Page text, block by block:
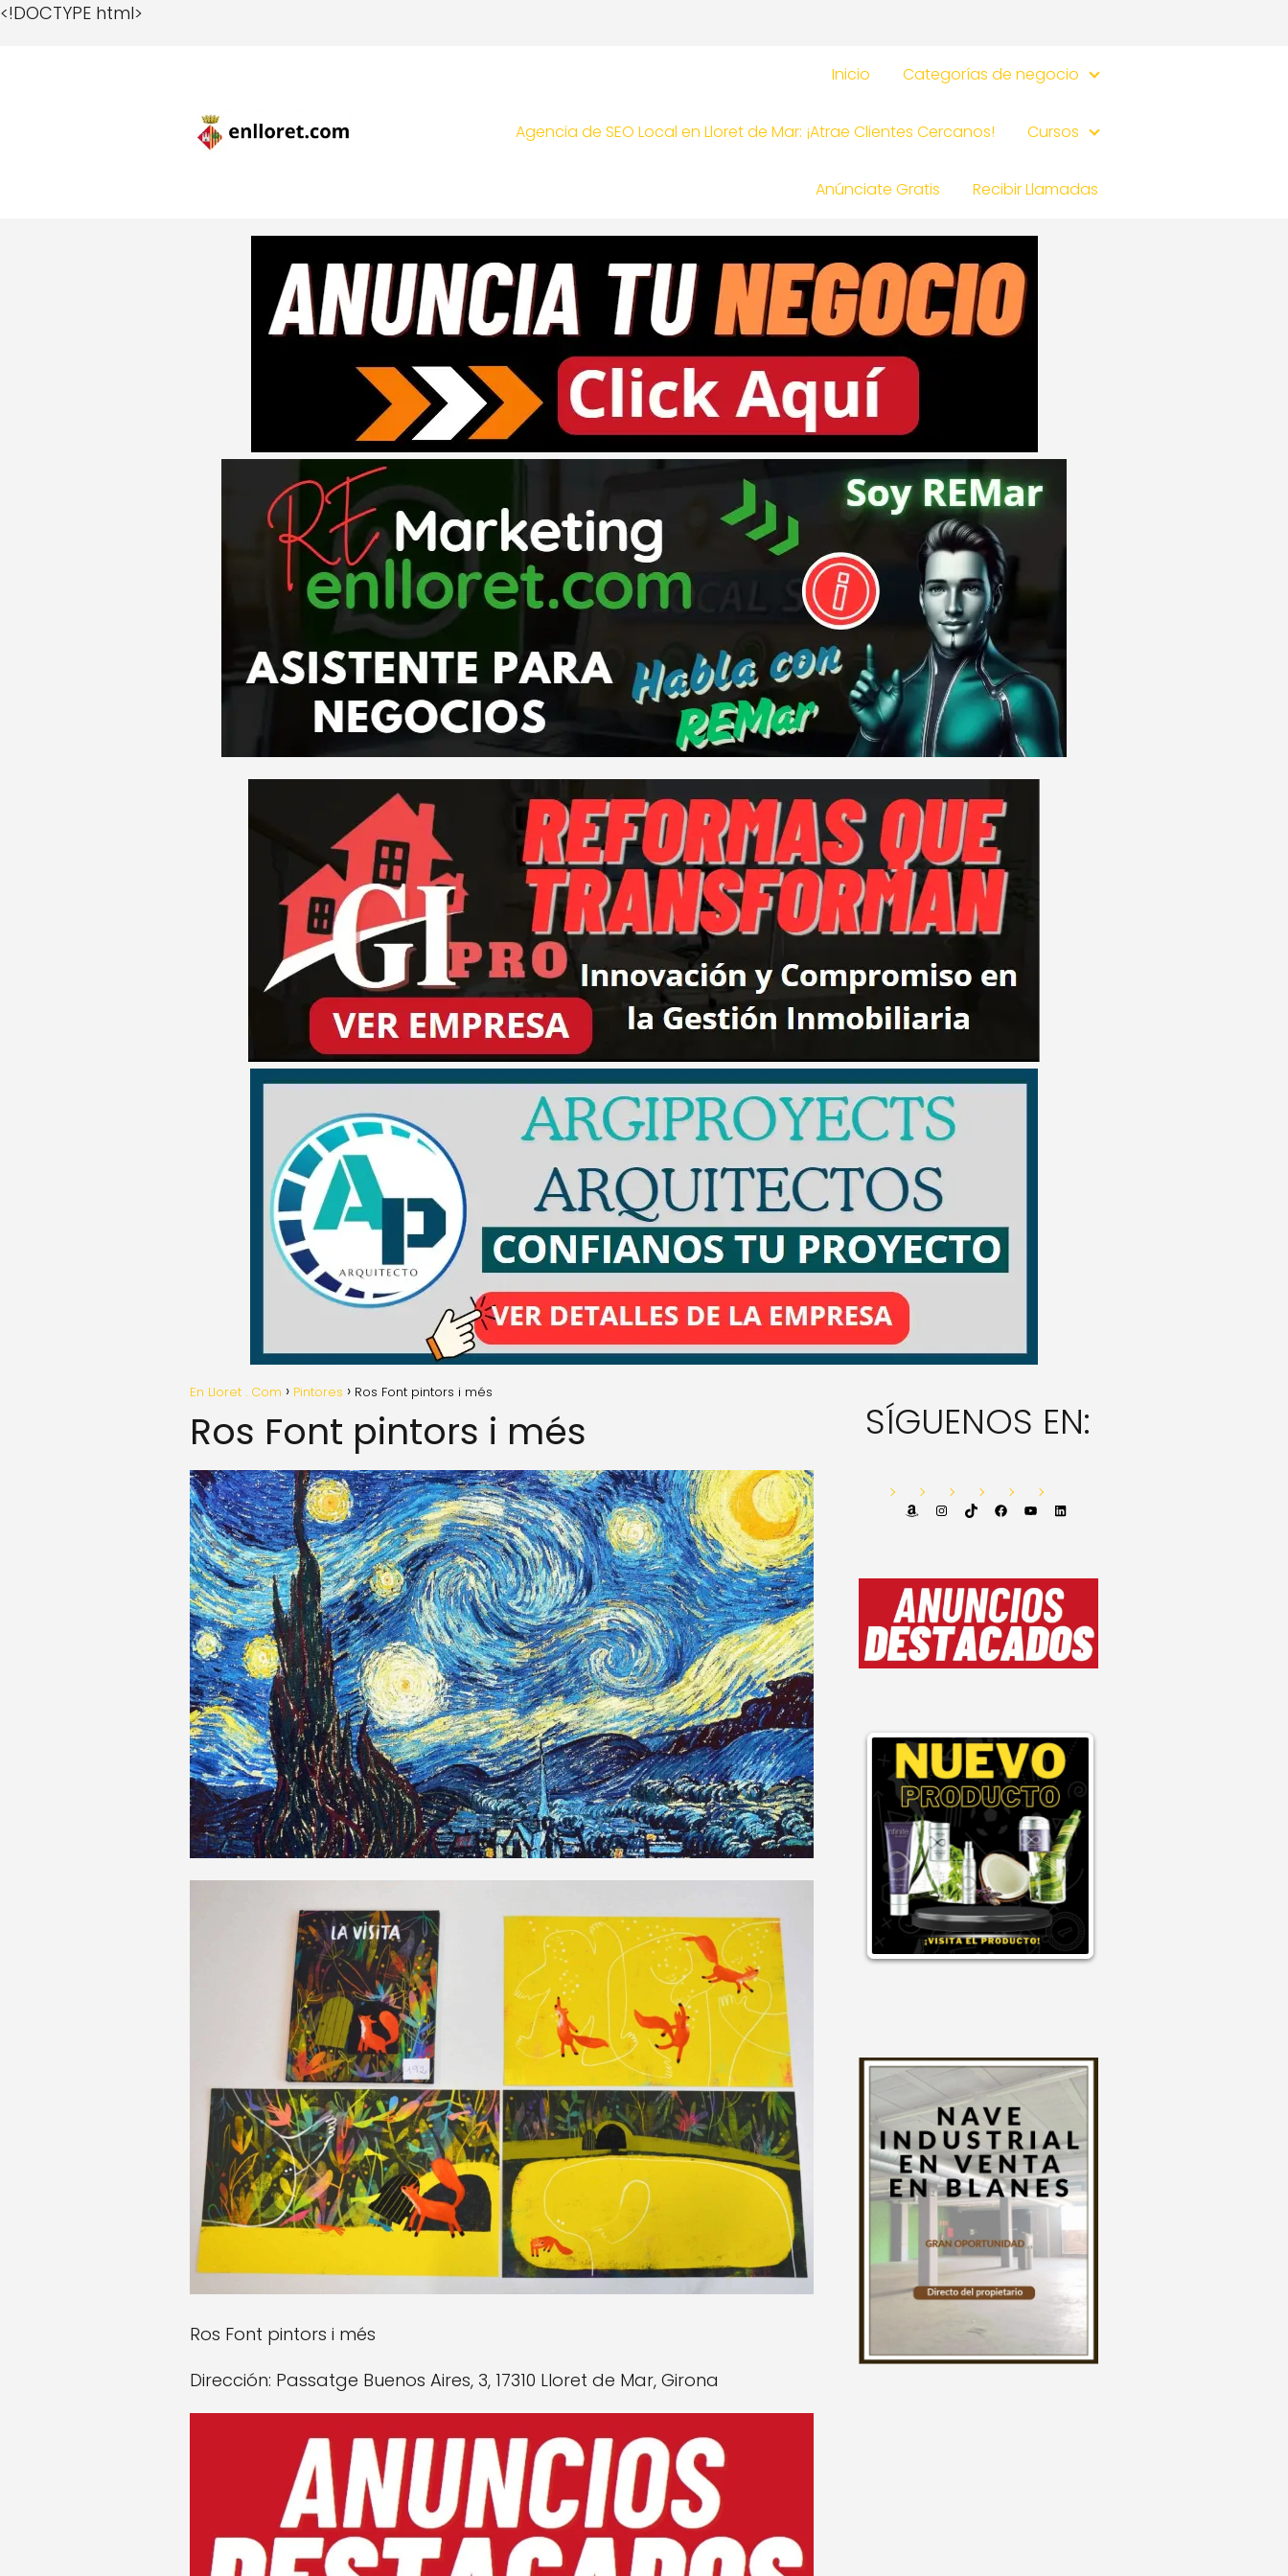
<!DOCTYPE html>
Inicio Categorías de negocio
Agencia de SEO Local en Lloret de Mar: ¡Atrae Clientes Cercanos! Cursos
Anúnciate Gratis Recibir Llamadas
En Lloret . Com Pintores Ros Font pintors i més
Ros Font pintors i més
Ros Font pintors i més
Dirección: Passatge Buenos Aires, 3, 17310 Lloret de Mar, Girona
SÍGUENOS EN:
AmazonInstagram
TikTokFacebook
YouTubeLinkedIn